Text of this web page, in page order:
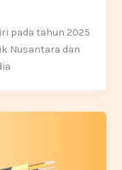
pada tahun 2025
Nusantara dan